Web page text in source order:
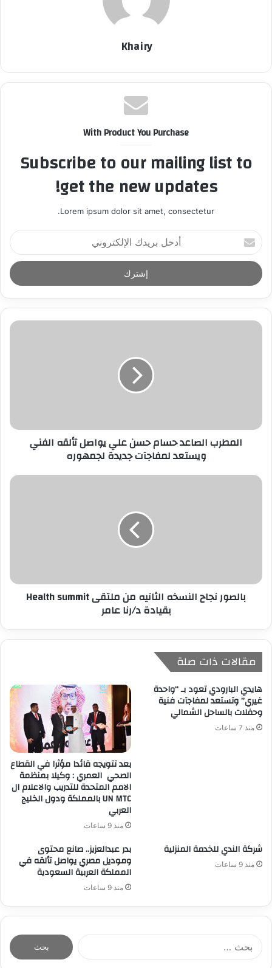
Khairy
With Product You Purchase
Subscribe to our mailing list to
get the new updates!
Lorem ipsum dolor sit amet, consectetur.
أ
د
خ
ل
ر
د
ر
المطرب الصاعد حسام حسن علي يواصل تألقه الفني
ويستعد لمفاجآت جديدة لجمهوره
بالصور نجاح النسخه الثانيه من ملتقى Health summit
بقيادة د/رنا عامر
مقالات ذات صلة
هايدي البارودي تعود بـ “واحدة
غيري” وتستعد لمفاجآت فنية
وحفلات بالساحل الشمالي
منذ 7 ساعات
بعد تتويجه قائدا مؤثرا في القطاع
الصحي العمري : وكيلا بمنظمة
الامم المتحدة للتدريب والاعلام ال
UN MTC بالمملكة ودول الخليج
العربي
منذ 9 ساعات
شركة الندي للخدمة المنزلية
منذ 9 ساعات
بدر عبدالعزيز.. صانع محتوى
وموديل مصري يواصل تألقه في
المملكة العربية السعودية
منذ 9 ساعات